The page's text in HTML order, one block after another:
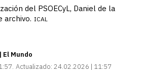
del PSOECyL, Daniel de la
archivo. ICAL
El Mundo
Actualizado: 24.02.2026 | 11:57